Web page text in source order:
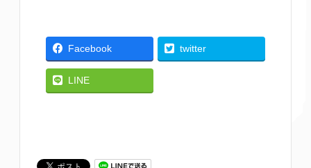
Facebook twitter
LINE